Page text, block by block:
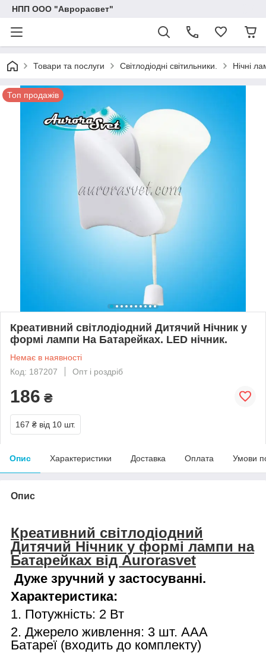
НПП ООО "Аврорасвет"
Товари та послуги Світлодіодні світильники. Нічні
Топ продажів
Креативний світлодіодний Дитячий Нічник у
формі лампи На Батарейках. LED нічник.
Немає в наявності
Код: 187207
Опт і роздріб
186 ₴
167 ₴ від 10 шт.
Опис Характеристики Доставка Оплата Умови
Опис
Креативний світлодіодний
Дитячий Нічник у формі лампи на
Батарейках від Aurorasvet
Дуже зручний у застосуванні.
Характеристика:
1. Потужність: 2 Вт
2. Джерело живлення: 3 шт. AAA
Батареї (входить до комплекту)